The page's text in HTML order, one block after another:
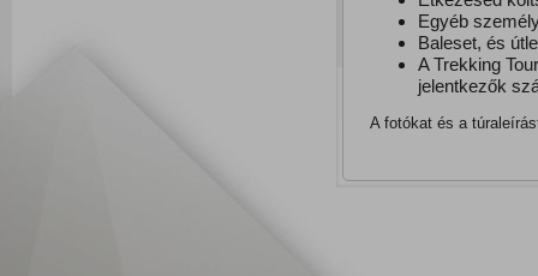
Egyéb
Baleset, és
A Trekking
jelentkezők
A fotókat és a